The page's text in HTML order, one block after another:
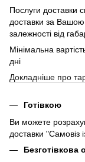
Послуги доставки
доставки за Вашою
залежності від
Мінімальна
дні
Докладніше про
Готівкою
Ви можете
доставки "Самовіз
Безготівкова